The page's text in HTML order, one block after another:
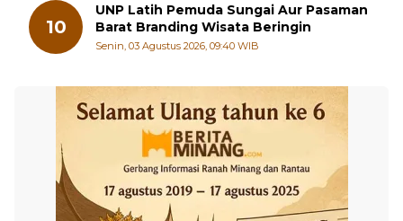
10
UNP Latih Pemuda Sungai Aur Pasaman
Barat Branding Wisata Beringin
Senin, 03 Agustus 2026, 09:40 WIB